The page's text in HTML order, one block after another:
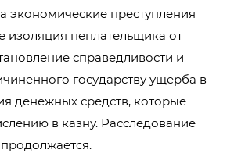
экономические преступления
изоляция неплательщика от
справедливости и
государству ущерба в
денежных средств, которые
в казну. Расследование